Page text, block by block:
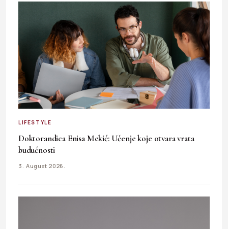
LIFESTYLE
Doktorandica Enisa Mekić: Učenje koje otvara vrata
budućnosti
3. August 2026.